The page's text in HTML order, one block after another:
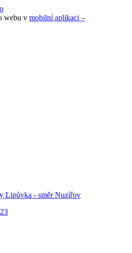
webu v mobilní aplikaci –
Lipůvka - směr Nuzířov